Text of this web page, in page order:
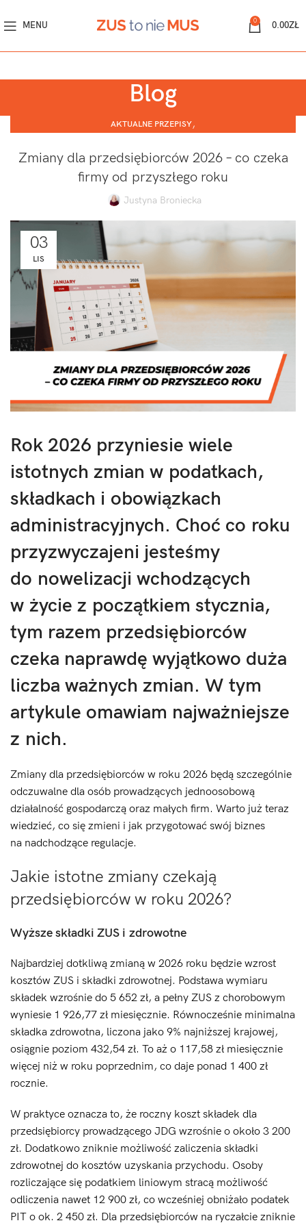
MENU 0 0.00ZŁ
Blog
AKTUALNE PRZEPISY,
Zmiany dla przedsiębiorców 2026 – co czeka
firmy od przyszłego roku
Justyna Broniecka
03
LIS
Rok 2026 przyniesie wiele
istotnych zmian w podatkach,
składkach i obowiązkach
administracyjnych. Choć co roku
przyzwyczajeni jesteśmy
do nowelizacji wchodzących
w życie z początkiem stycznia,
tym razem przedsiębiorców
czeka naprawdę wyjątkowo duża
liczba ważnych zmian. W tym
artykule omawiam najważniejsze
z nich.
Zmiany dla przedsiębiorców w roku 2026 będą szczególnie
odczuwalne dla osób prowadzących jednoosobową
działalność gospodarczą oraz małych firm. Warto już teraz
wiedzieć, co się zmieni i jak przygotować swój biznes
na nadchodzące regulacje.
Jakie istotne zmiany czekają
przedsiębiorców w roku 2026?
Wyższe składki ZUS i zdrowotne
Najbardziej dotkliwą zmianą w 2026 roku będzie wzrost
kosztów ZUS i składki zdrowotnej. Podstawa wymiaru
składek wzrośnie do 5 652 zł, a pełny ZUS z chorobowym
wyniesie 1 926,77 zł miesięcznie. Równocześnie minimalna
składka zdrowotna, liczona jako 9% najniższej krajowej,
osiągnie poziom 432,54 zł. To aż o 117,58 zł miesięcznie
więcej niż w roku poprzednim, co daje ponad 1 400 zł
rocznie.
W praktyce oznacza to, że roczny koszt składek dla
przedsiębiorcy prowadzącego JDG wzrośnie o około 3 200
zł. Dodatkowo zniknie możliwość zaliczenia składki
zdrowotnej do kosztów uzyskania przychodu. Osoby
rozliczające się podatkiem liniowym stracą możliwość
odliczenia nawet 12 900 zł, co wcześniej obniżało podatek
PIT o ok. 2 450 zł. Dla przedsiębiorców na ryczałcie zniknie